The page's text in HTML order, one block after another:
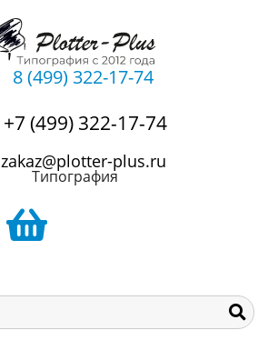
8 (499) 322-17-74
+7 (499) 322-17-74
zakaz@plotter-plus.ru
Типография